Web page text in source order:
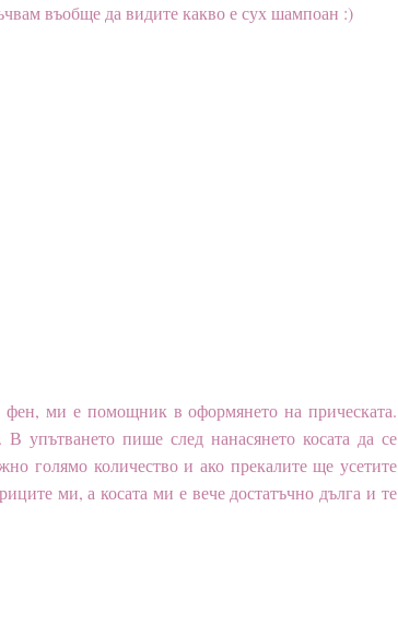
въобще да видите какво е сух шампоан :)
фен, ми е помощник в оформянето на прическата.
упътването пише след нанасянето косата да се
голямо количество и ако прекалите ще усетите
ми, а косата ми е вече достатъчно дълга и те